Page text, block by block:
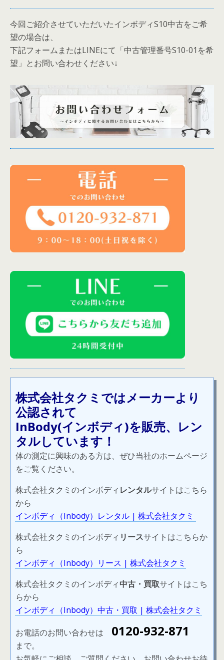
今回ご紹介させていただいたインボディS10中古をご希
望の場合は、
下記フォームまたはLINEにて「中古管理番号S10-01を希
望」とお問い合わせください↓
株式会社タクミではメーカーより
公認されて
InBody(インボディ)を販売、レン
タルしています！
体の測定に興味のある方は、ぜひ当社のホームページ
をご覧ください。
株式会社タクミのインボディ レンタルサイトはこちら
から
インボディ（Inbody）レンタル | 株式会社タクミ
株式会社タクミのインボディ リースサイトはこちらか
ら
インボディ（Inbody）リース | 株式会社タクミ
株式会社タクミのインボディ中古・買取サイトはこち
らから
インボディ（Inbody）中古・買取 | 株式会社タクミ
お電話のお問い合わせは 0120-932-871
まで。